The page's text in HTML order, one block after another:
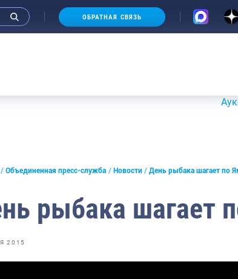
ОБРАТНАЯ СВЯЗЬ
Аукционы
Объединенная пресс-служба Новости День рыбака шагает по
рыбака шагает
2015